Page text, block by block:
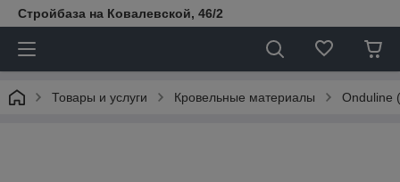
Стройбаза на Ковалевской, 46/2
Товары и услуги Кровельные материалы Onduline